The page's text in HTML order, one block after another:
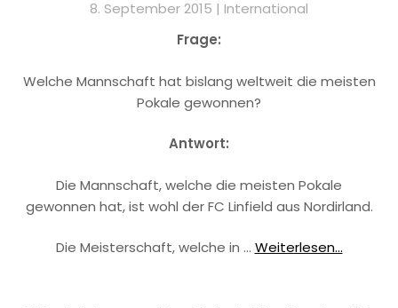
8. September 2015 | International
Frage:
Welche Mannschaft hat bislang weltweit die meisten
Pokale gewonnen?
Antwort:
Die Mannschaft, welche die meisten Pokale
gewonnen hat, ist wohl der FC Linfield aus Nordirland.
Die Meisterschaft, welche in … Weiterlesen...